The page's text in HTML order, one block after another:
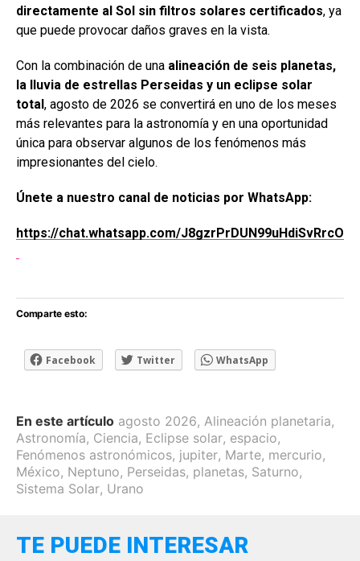
directamente al Sol sin filtros solares certificados, ya
que puede provocar daños graves en la vista.
Con la combinación de una alineación de seis planetas,
la lluvia de estrellas Perseidas y un eclipse solar
total, agosto de 2026 se convertirá en uno de los meses
más relevantes para la astronomía y en una oportunidad
única para observar algunos de los fenómenos más
impresionantes del cielo.
Únete a nuestro canal de noticias por WhatsApp:
https://chat.whatsapp.com/J8gzrPrDUN99uHdiSvRrcO
Comparte esto:
Facebook Twitter WhatsApp
En este artículo agosto 2026, Alineación planetaria,
Astronomía, Ciencia, Eclipse solar, espacio,
Fenómenos astronómicos, jupiter, Marte, mercurio,
México, Neptuno, Perseidas, planetas, Saturno,
Sistema Solar, Urano
TE PUEDE INTERESAR